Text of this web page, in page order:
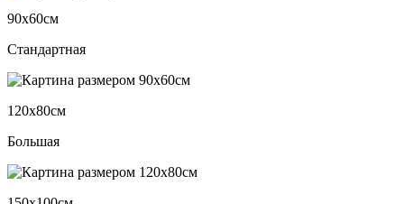
90х60см
Стандартная
120х80см
Большая